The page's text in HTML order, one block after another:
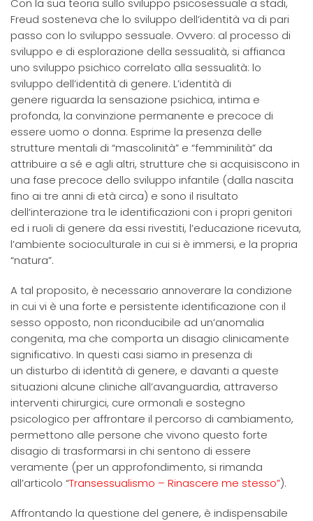
Con la sua teoria sullo sviluppo psicosessuale a stadi,
Freud sosteneva che lo sviluppo dell’identità va di pari
passo con lo sviluppo sessuale. Ovvero: al processo di
sviluppo e di esplorazione della sessualità, si affianca
uno sviluppo psichico correlato alla sessualità: lo
sviluppo dell’identità di genere. L’identità di
genere riguarda la sensazione psichica, intima e
profonda, la convinzione permanente e precoce di
essere uomo o donna. Esprime la presenza delle
strutture mentali di “mascolinità” e “femminilità” da
attribuire a sé e agli altri, strutture che si acquisiscono in
una fase precoce dello sviluppo infantile (dalla nascita
fino ai tre anni di età circa) e sono il risultato
dell’interazione tra le identificazioni con i propri genitori
ed i ruoli di genere da essi rivestiti, l’educazione ricevuta,
l’ambiente socioculturale in cui si è immersi, e la propria
“natura”.
A tal proposito, è necessario annoverare la condizione
in cui vi è una forte e persistente identificazione con il
sesso opposto, non riconducibile ad un’anomalia
congenita, ma che comporta un disagio clinicamente
significativo. In questi casi siamo in presenza di
un disturbo di identità di genere, e davanti a queste
situazioni alcune cliniche all’avanguardia, attraverso
interventi chirurgici, cure ormonali e sostegno
psicologico per affrontare il percorso di cambiamento,
permettono alle persone che vivono questo forte
disagio di trasformarsi in chi sentono di essere
veramente (per un approfondimento, si rimanda
all’articolo “Transessualismo – Rinascere me stesso”).
Affrontando la questione del genere, è indispensabile